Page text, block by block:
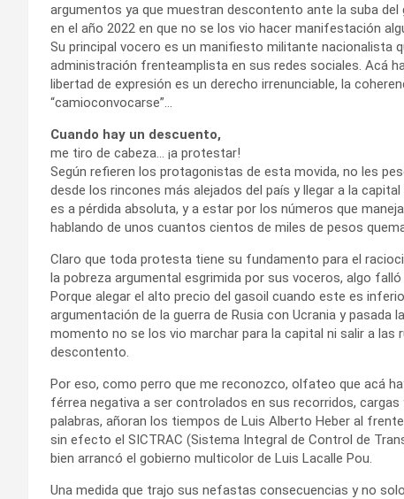
argumentos ya que muestran descontento ante la suba
en el año 2022 en que no se los vio hacer manifestación
Su principal vocero es un manifiesto militante nacionalista
administración frenteamplista en sus redes sociales. Acá
libertad de expresión es un derecho irrenunciable, la
“camioconvocarse”…
Cuando hay un descuento,
me tiro de cabeza… ¡a protestar!
Según refieren los protagonistas de esta movida, no les
desde los rincones más alejados del país y llegar a la
es a pérdida absoluta, y a estar por los números que
hablando de unos cuantos cientos de miles de pesos
Claro que toda protesta tiene su fundamento para el
la pobreza argumental esgrimida por sus voceros, algo
Porque alegar el alto precio del gasoil cuando este es
argumentación de la guerra de Rusia con Ucrania y pasada
momento no se los vio marchar para la capital ni salir a
descontento.
Por eso, como perro que me reconozco, olfateo que acá
férrea negativa a ser controlados en sus recorridos,
palabras, añoran los tiempos de Luis Alberto Heber al
sin efecto el SICTRAC (Sistema Integral de Control de
bien arrancó el gobierno multicolor de Luis Lacalle Pou.
Una medida que trajo sus nefastas consecuencias y no